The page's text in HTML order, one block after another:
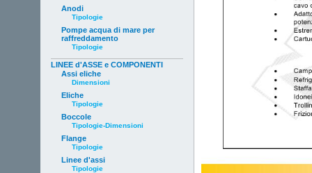
Anodi
Tipologie
Pompe acqua di mare per
raffreddamento
Tipologie
LINEE d'ASSE e COMPONENTI
Assi eliche
Dimensioni
Eliche
Tipologie
Boccole
Tipologie-Dimensioni
Flange
Tipologie
Linee d'assi
Tipologie